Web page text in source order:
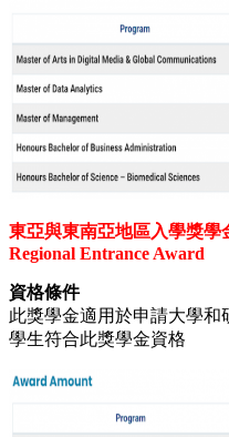
東亞與東南亞地區入學獎學
Regional Entrance Award
資格條件
此獎學金適用於申請大學
學生符合此獎學金資格